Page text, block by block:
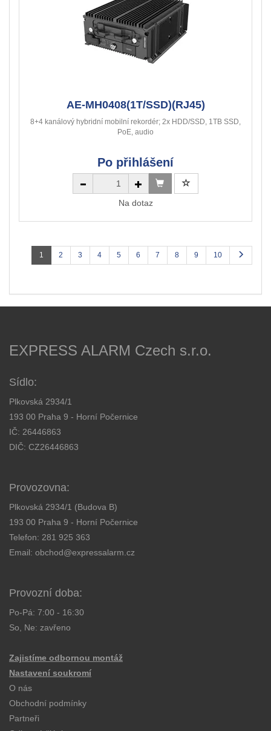
AE-MH0408(1T/SSD)(RJ45)
8+4 kanálový hybridní mobilní rekordér; 2x HDD/SSD, 1TB SSD,
PoE, audio
Po přihlášení
Na dotaz
1 2 3 4 5 6 7 8 9 10
EXPRESS ALARM Czech s.r.o.
Sídlo:
Plkovská 2934/1
193 00 Praha 9 - Horní Počernice
IČ: 26446863
DIČ: CZ26446863
Provozovna:
Plkovská 2934/1 (Budova B)
193 00 Praha 9 - Horní Počernice
Telefon: 281 925 363
Email: obchod@expressalarm.cz
Provozní doba:
Po-Pá: 7:00 - 16:30
So, Ne: zavřeno
Zajistíme odbornou montáž
Nastavení soukromí
O nás
Obchodní podmínky
Partneři